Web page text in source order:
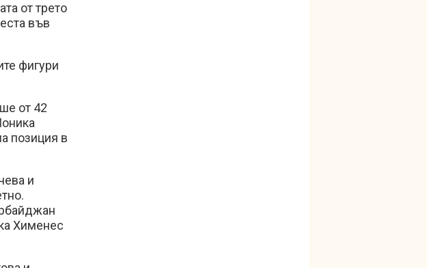
от трето
във
фигури
от 42
позиция в
и
Хименес